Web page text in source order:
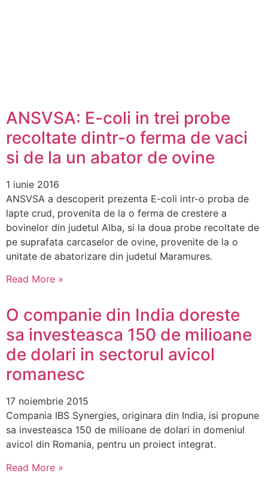
ANSVSA: E-coli in trei probe
recoltate dintr-o ferma de vaci
si de la un abator de ovine
1 iunie 2016
ANSVSA a descoperit prezenta E-coli intr-o proba de
lapte crud, provenita de la o ferma de crestere a
bovinelor din judetul Alba, si la doua probe recoltate de
pe suprafata carcaselor de ovine, provenite de la o
unitate de abatorizare din judetul Maramures.
Read More »
O companie din India doreste
sa investeasca 150 de milioane
de dolari in sectorul avicol
romanesc
17 noiembrie 2015
Compania IBS Synergies, originara din India, isi propune
sa investeasca 150 de milioane de dolari in domeniul
avicol din Romania, pentru un proiect integrat.
Read More »